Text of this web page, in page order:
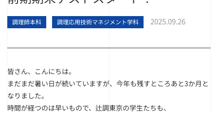
調理師本科 調理応用技術マネジメント学科 2025.09.26
皆さん、こんにちは。
まだまだ暑い日が続いていますが、今年も残すところあと3か月と
なりました。
時間が経つのは早いもので、辻調東京の学生たちも、